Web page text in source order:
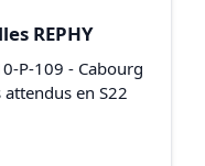
REPHY
P-109 - Cabourg
en S22